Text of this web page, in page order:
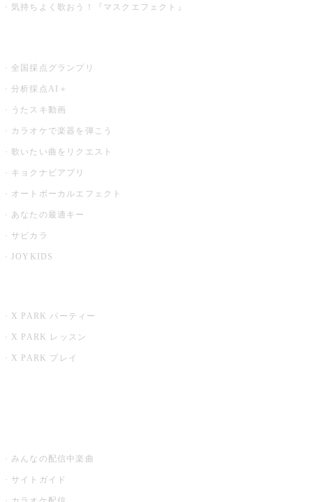
気持ちよく歌おう！『マスクエフェクト』
全国採点グランプリ
分析採点AI＋
うたスキ動画
カラオケで楽器を弾こう
歌いたい曲をリクエスト
キョクナビアプリ
オートボーカルエフェクト
あなたの最適キー
サビカラ
JOYKIDS
X PARK パーティー
X PARK レッスン
X PARK プレイ
みんなの配信中楽曲
サイトガイド